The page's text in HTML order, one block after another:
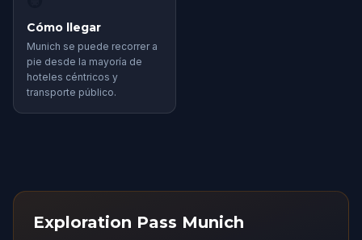
Cómo llegar
Munich se puede recorrer a
pie desde la mayoría de
hoteles céntricos y
transporte público.
Exploration Pass Munich